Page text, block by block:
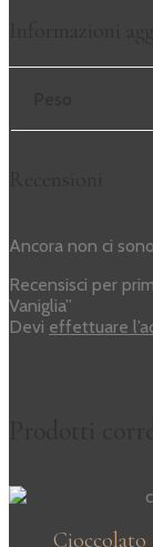
Ancora non ci
Recensisci per
Vaniglia”
Devi effettuare
Cioccolato